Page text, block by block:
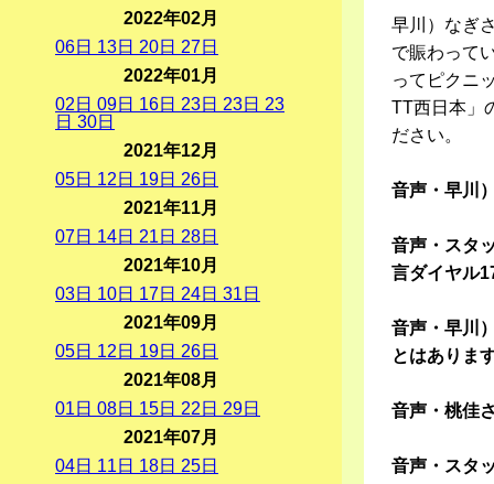
早川）なぎ
で賑わって
ってピクニ
TT西日本」
ださい。
音声・早川
音声・スタ
言ダイヤル
音声・早川
とはありま
音声・桃佳
音声・スタ
2022年02月
06日 13日 20日 27日
2022年01月
02 日 09日 16日 23日 23日 23
日 30日
2021年12月
05日 12 日 19日 26日
2021年11月
07日 14日 21 日 28日
2021年10月
03日 10日 17日 24日 31 日
2021年09月
05日 12 日 19日 26日
2021年08月
01 日 08日 15日 22 日 29日
2021年07月
04日 11 日 18日 25日